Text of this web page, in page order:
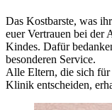
Das Kostbarste, was
euer Vertrauen bei der
Kindes. Dafür
besonderen Service.
Alle Eltern, die sich für
Klinik entscheiden,